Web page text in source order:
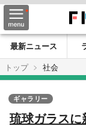
最新ニュース
トップ
社会
琉球ガラスに
ギャラリー